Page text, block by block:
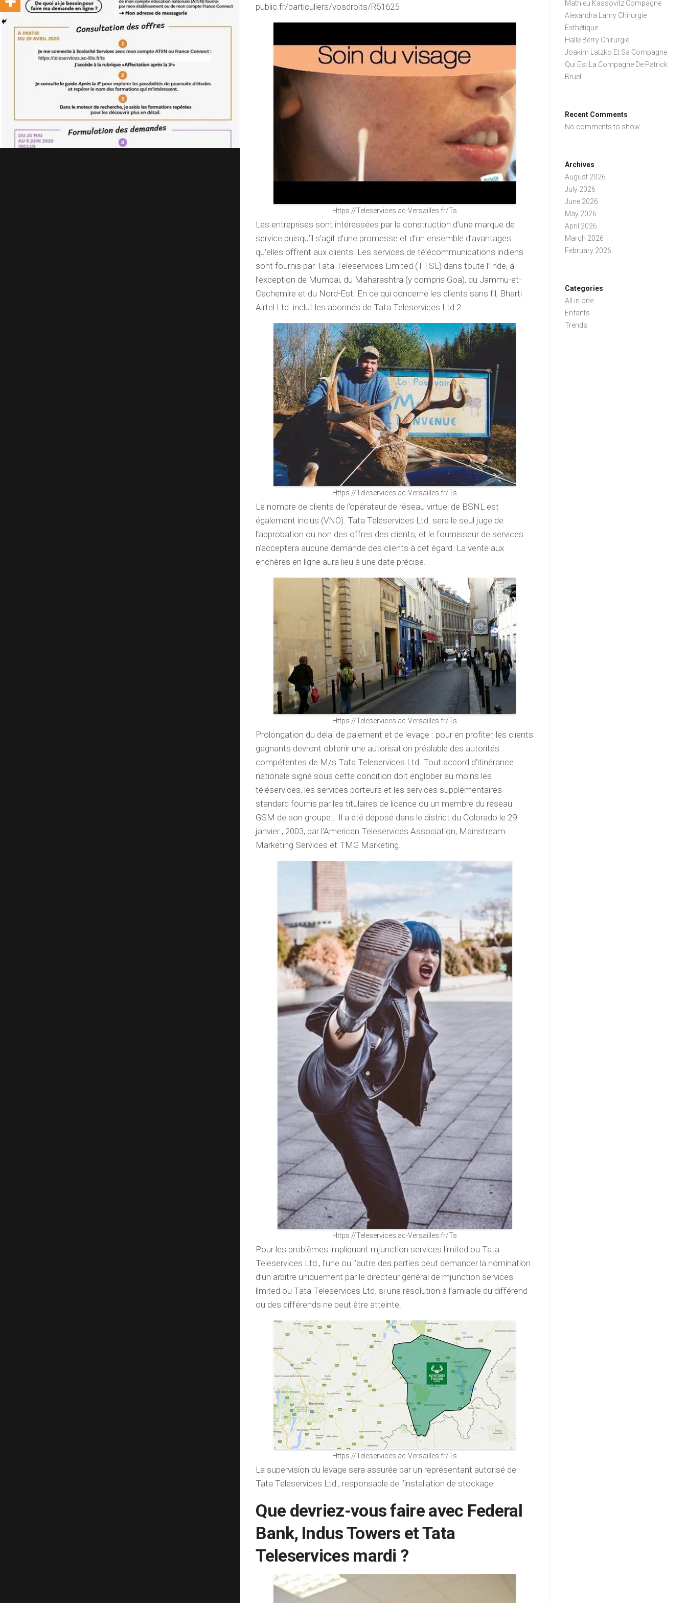
public.fr/particuliers/vosdroits/R51625
Https //Teleservices.ac-Versailles.fr/Ts
Les entreprises sont intéressées par la construction d’une marque de
service puisqu’il s’agit d’une promesse et d’un ensemble d’avantages
qu’elles offrent aux clients. Les services de télécommunications indiens
sont fournis par Tata Teleservices Limited (TTSL) dans toute l’Inde, à
l’exception de Mumbai, du Maharashtra (y compris Goa), du Jammu-et-
Cachemire et du Nord-Est. En ce qui concerne les clients sans fil, Bharti
Airtel Ltd. inclut les abonnés de Tata Teleservices Ltd.2.
Https //Teleservices.ac-Versailles.fr/Ts
Le nombre de clients de l’opérateur de réseau virtuel de BSNL est
également inclus (VNO). Tata Teleservices Ltd. sera le seul juge de
l’approbation ou non des offres des clients, et le fournisseur de services
n’acceptera aucune demande des clients à cet égard. La vente aux
enchères en ligne aura lieu à une date précise.
Https //Teleservices.ac-Versailles.fr/Ts
Prolongation du délai de paiement et de levage : pour en profiter, les clients
gagnants devront obtenir une autorisation préalable des autorités
compétentes de M/s Tata Teleservices Ltd. Tout accord d’itinérance
nationale signé sous cette condition doit englober au moins les
téléservices, les services porteurs et les services supplémentaires
standard fournis par les titulaires de licence ou un membre du réseau
GSM de son groupe… Il a été déposé dans le district du Colorado le 29
janvier , 2003, par l’American Teleservices Association, Mainstream
Marketing Services et TMG Marketing.
Https //Teleservices.ac-Versailles.fr/Ts
Pour les problèmes impliquant mjunction services limited ou Tata
Teleservices Ltd., l’une ou l’autre des parties peut demander la nomination
d’un arbitre uniquement par le directeur général de mjunction services
limited ou Tata Teleservices Ltd. si une résolution à l’amiable du différend
ou des différends ne peut être atteinte.
Https //Teleservices.ac-Versailles.fr/Ts
La supervision du levage sera assurée par un représentant autorisé de
Tata Teleservices Ltd., responsable de l’installation de stockage.
Que devriez-vous faire avec Federal
Bank, Indus Towers et Tata
Teleservices mardi ?
Mathieu Kassovitz Compagne
Alexandra Lamy Chirurgie
Esthétique
Halle Berry Chirurgie
Joakim Latzko Et Sa Compagne
Qui Est La Compagne De Patrick
Bruel
Recent Comments
No comments to show.
Archives
August 2026
July 2026
June 2026
May 2026
April 2026
March 2026
February 2026
Categories
All in one
Enfants
Trends